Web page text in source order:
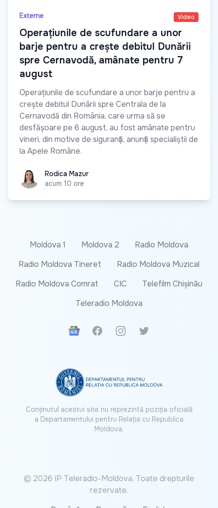
Externe Video
Operațiunile de scufundare a unor
barje pentru a crește debitul Dunării
spre Cernavodă, amânate pentru 7
august
Operațiunile de scufundare a unor barje pentru a
crește debitul Dunării spre Centrala de la
Cernavodă din România, care urma să se
desfășoare pe 6 august, au fost amânate pentru
vineri, din motive de siguranță, anunță specialiștii de
la Apele Române.
Rodica MazurRodica Mazur
acum 10 ore
Moldova 1 Moldova 2
Radio Moldova
Radio Moldova Tineret
Radio Moldova Muzical
Radio Moldova Comrat
CIC
Telefilm Chișinău
Teleradio Moldova
Google News
FacebookInstagramTwitter
Conținutul acestui site nu reprezintă poziția oficială
a Departamentului pentru Relația cu Republica
Moldova.
© 2026 IP Teleradio-Moldova. Toate drepturile
rezervate.